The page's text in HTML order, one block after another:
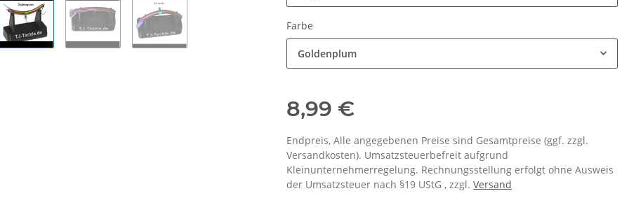
Farbe
Goldenplum
8,99 €
Endpreis, Alle angegebenen Preise sind Gesamtpreise (ggf. zzgl.
Versandkosten). Umsatzsteuerbefreit aufgrund
Kleinunternehmerregelung. Rechnungsstellung erfolgt ohne Ausweis
der Umsatzsteuer nach §19 UStG , zzgl. Versand